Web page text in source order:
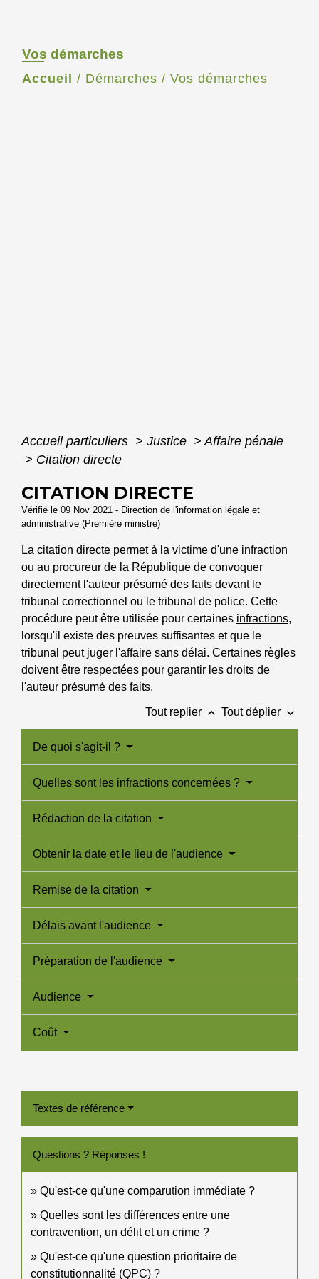
Vos démarches
Accueil / Démarches / Vos démarches
Accueil particuliers > Justice > Affaire pénale
> Citation directe
CITATION DIRECTE
Vérifié le 09 Nov 2021 - Direction de l'information légale et
administrative (Première ministre)
La citation directe permet à la victime d'une infraction
ou au procureur de la République de convoquer
directement l'auteur présumé des faits devant le
tribunal correctionnel ou le tribunal de police. Cette
procédure peut être utilisée pour certaines infractions,
lorsqu'il existe des preuves suffisantes et que le
tribunal peut juger l'affaire sans délai. Certaines règles
doivent être respectées pour garantir les droits de
l'auteur présumé des faits.
Tout replier keyboard_arrow_up Tout déplier keyboard_arrow_down
De quoi s'agit-il ?
Quelles sont les infractions concernées ?
Rédaction de la citation
Obtenir la date et le lieu de l'audience
Remise de la citation
Délais avant l'audience
Préparation de l'audience
Audience
Coût
Textes de référence
Questions ? Réponses !
Qu'est-ce qu'une comparution immédiate ?
Quelles sont les différences entre une
contravention, un délit et un crime ?
Qu'est-ce qu'une question prioritaire de
constitutionnalité (QPC) ?